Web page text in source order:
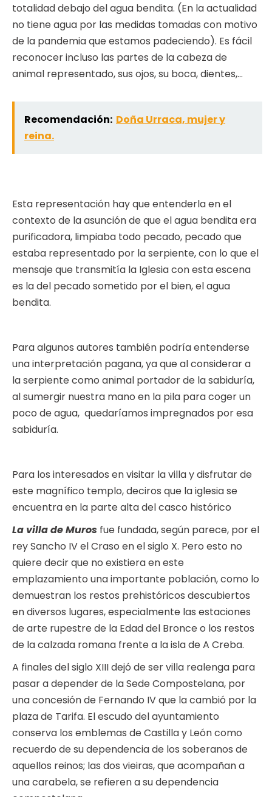
totalidad debajo del agua bendita. (En la actualidad
no tiene agua por las medidas tomadas con motivo
de la pandemia que estamos padeciendo). Es fácil
reconocer incluso las partes de la cabeza de
animal representado, sus ojos, su boca, dientes,…
Recomendación: Doña Urraca, mujer y
reina.
Esta representación hay que entenderla en el
contexto de la asunción de que el agua bendita era
purificadora, limpiaba todo pecado, pecado que
estaba representado por la serpiente, con lo que el
mensaje que transmitía la Iglesia con esta escena
es la del pecado sometido por el bien, el agua
bendita.
Para algunos autores también podría entenderse
una interpretación pagana, ya que al considerar a
la serpiente como animal portador de la sabiduría,
al sumergir nuestra mano en la pila para coger un
poco de agua, quedaríamos impregnados por esa
sabiduría.
Para los interesados en visitar la villa y disfrutar de
este magnífico templo, deciros que la iglesia se
encuentra en la parte alta del casco histórico
La villa de Muros fue fundada, según parece, por el
rey Sancho IV el Craso en el siglo X. Pero esto no
quiere decir que no existiera en este
emplazamiento una importante población, como lo
demuestran los restos prehistóricos descubiertos
en diversos lugares, especialmente las estaciones
de arte rupestre de la Edad del Bronce o los restos
de la calzada romana frente a la isla de A Creba.
A finales del siglo XIII dejó de ser villa realenga para
pasar a depender de la Sede Compostelana, por
una concesión de Fernando IV que la cambió por la
plaza de Tarifa. El escudo del ayuntamiento
conserva los emblemas de Castilla y León como
recuerdo de su dependencia de los soberanos de
aquellos reinos; las dos vieiras, que acompañan a
una carabela, se refieren a su dependencia